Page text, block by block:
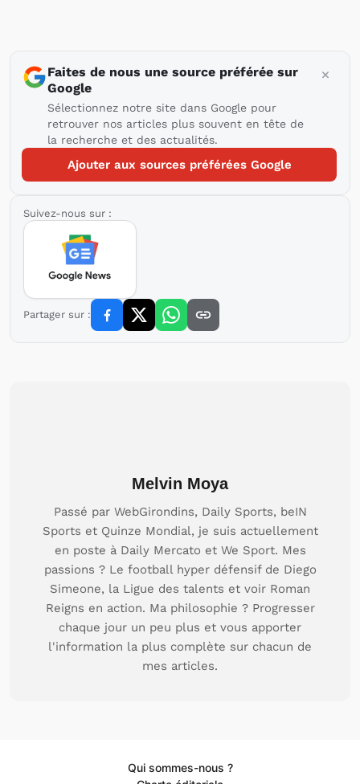
Faites de nous une source préférée sur
Google
Sélectionnez notre site dans Google pour
retrouver nos articles plus souvent en tête de
la recherche et des actualités.
Ajouter aux sources préférées Google
Suivez-nous sur :
Partager sur :
Melvin Moya
Passé par WebGirondins, Daily Sports, beIN
Sports et Quinze Mondial, je suis actuellement
en poste à Daily Mercato et We Sport. Mes
passions ? Le football hyper défensif de Diego
Simeone, la Ligue des talents et voir Roman
Reigns en action. Ma philosophie ? Progresser
chaque jour un peu plus et vous apporter
l'information la plus complète sur chacun de
mes articles.
Qui sommes-nous ?